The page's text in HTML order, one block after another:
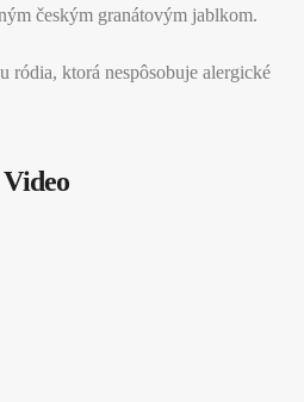
českým granátovým jablkom.
ródia, ktorá nespôsobuje alergické
Video